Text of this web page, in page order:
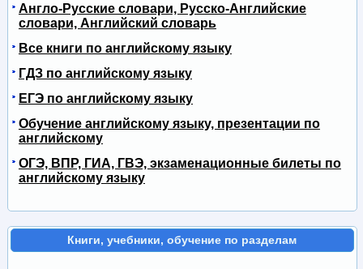
Англо-Русские словари, Русско-Английские
словари, Английский словарь
Все книги по английскому языку
ГДЗ по английскому языку
ЕГЭ по английскому языку
Обучение английскому языку, презентации по
английскому
ОГЭ, ВПР, ГИА, ГВЭ, экзаменационные билеты по
английскому языку
Книги, учебники, обучение по разделам